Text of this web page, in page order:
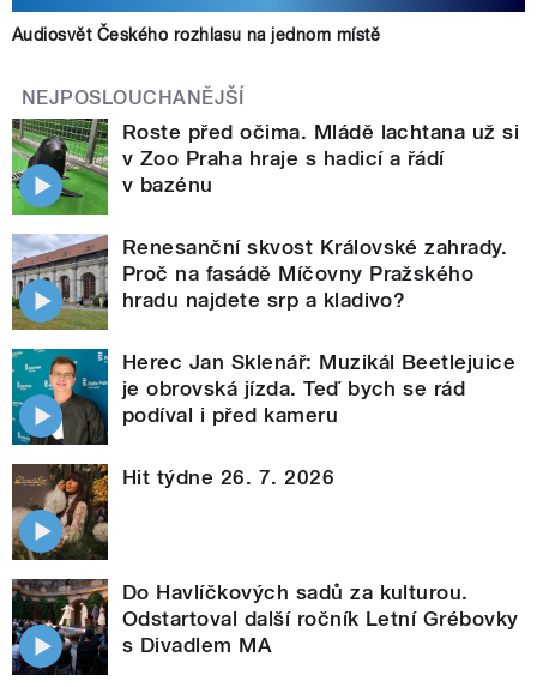
Audiosvět Českého rozhlasu na jednom místě
NEJPOSLOUCHANĚJŠÍ
Roste před očima. Mládě lachtana už si
v Zoo Praha hraje s hadicí a řádí
v bazénu
Renesanční skvost Královské zahrady.
Proč na fasádě Míčovny Pražského
hradu najdete srp a kladivo?
Herec Jan Sklenář: Muzikál Beetlejuice
je obrovská jízda. Teď bych se rád
podíval i před kameru
Hit týdne 26. 7. 2026
Do Havlíčkových sadů za kulturou.
Odstartoval další ročník Letní Grébovky
s Divadlem MA